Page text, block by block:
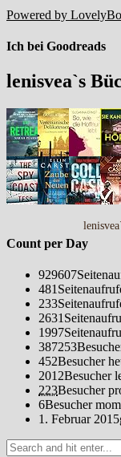
Powered by
Ich bei Goodreads
lenisvea`s
Count per Day
929607
481
233
2631
1997
387253
452Besucher
2012Besucher
223Besucher
6Besucher
1. Februar 2015